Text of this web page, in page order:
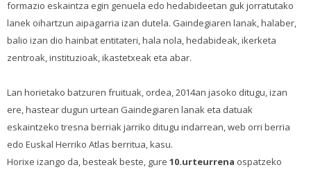
formazio eskaintza egin genuela edo hedabideetan guk jorratutako
lanek oihartzun aipagarria izan dutela. Gaindegiaren lanak, halaber,
balio izan dio hainbat entitateri, hala nola, hedabideak, ikerketa
zentroak, instituzioak, ikastetxeak eta abar.
Lan horietako batzuren fruituak, ordea, 2014an jasoko ditugu, izan
ere, hastear dugun urtean Gaindegiaren lanak eta datuak
eskaintzeko tresna berriak jarriko ditugu indarrean, web orri berria
edo Euskal Herriko Atlas berritua, kasu.
Horixe izango da, besteak beste, gure 10.urteurrena ospatzeko